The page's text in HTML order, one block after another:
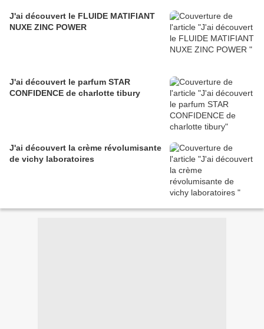
J'ai découvert le FLUIDE MATIFIANT
NUXE ZINC POWER
J'ai découvert le parfum STAR
CONFIDENCE de charlotte tibury
J'ai découvert la crème révolumisante
de vichy laboratoires